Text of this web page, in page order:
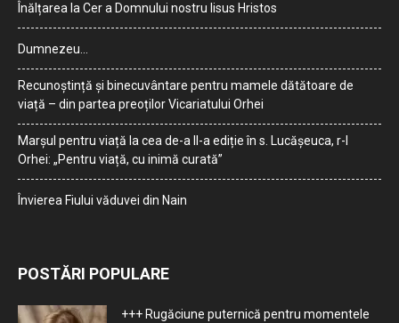
Înălțarea la Cer a Domnului nostru Iisus Hristos
Dumnezeu…
Recunoștință și binecuvântare pentru mamele dătătoare de
viață – din partea preoților Vicariatului Orhei
Marșul pentru viață la cea de-a II-a ediție în s. Lucășeuca, r-l
Orhei: „Pentru viață, cu inimă curată”
Învierea Fiului văduvei din Nain
POSTĂRI POPULARE
+++ Rugăciune puternică pentru momentele